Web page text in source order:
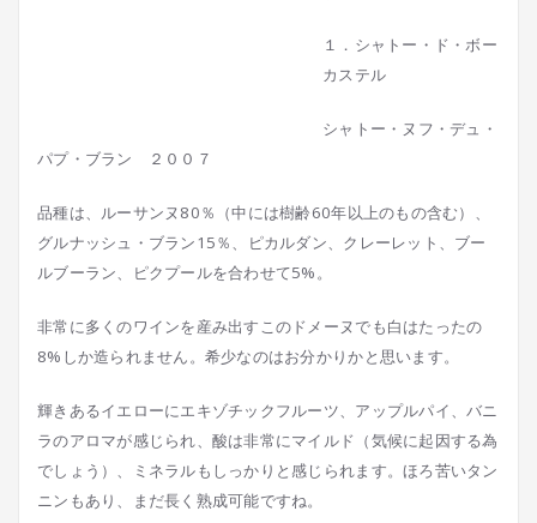
１．シャトー・ド・ボー
カステル
シャトー・ヌフ・デュ・
パプ・ブラン ２００７
品種は、ルーサンヌ80％（中には樹齢60年以上のもの含む）、
グルナッシュ・ブラン15％、ピカルダン、クレーレット、ブー
ルブーラン、ピクプールを合わせて5%。
非常に多くのワインを産み出すこのドメーヌでも白はたったの
8%しか造られません。希少なのはお分かりかと思います。
輝きあるイエローにエキゾチックフルーツ、アップルパイ、バニ
ラのアロマが感じられ、酸は非常にマイルド（気候に起因する為
でしょう）、ミネラルもしっかりと感じられます。ほろ苦いタン
ニンもあり、まだ長く熟成可能ですね。